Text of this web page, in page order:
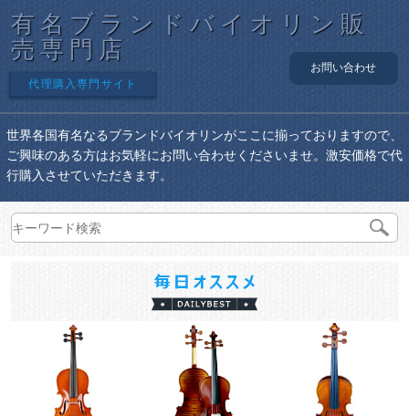
有名ブランドバイオリン販
売専門店
代理購入専門サイト
お問い合わせ
世界各国有名なるブランドバイオリンがここに揃っておりますので、
ご興味のある方はお気軽にお問い合わせくださいませ。激安価格で代
行購入させていただきます。